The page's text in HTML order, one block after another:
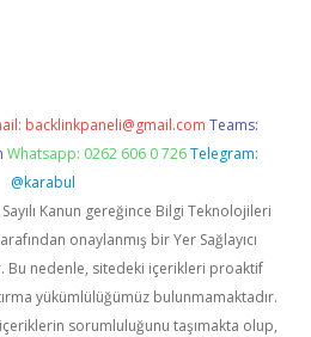
backlinkpaneli@gmail.com Teams:
Whatsapp: 0262 606 0 726 Telegram:
@karabul
Kanun gereğince Bilgi Teknolojileri
onaylanmış bir Yer Sağlayıcı
Bu nedenle, sitedeki içerikleri proaktif
yükümlülüğümüz bulunmamaktadır.
sorumluluğunu taşımakta olup,